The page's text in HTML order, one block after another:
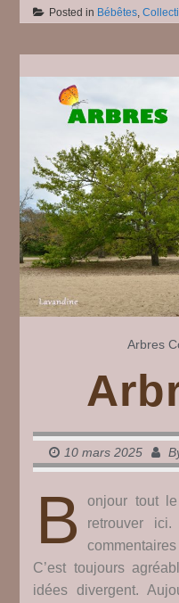
Posted in Bébêtes,
Arbres
10 mars 2025
B
onjour tout
retrouver
C’est toujours
idées divergent.